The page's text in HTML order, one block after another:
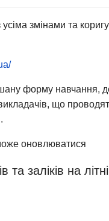
усіма змінами та
форму навчання,
що
оновлюватися
та заліків на